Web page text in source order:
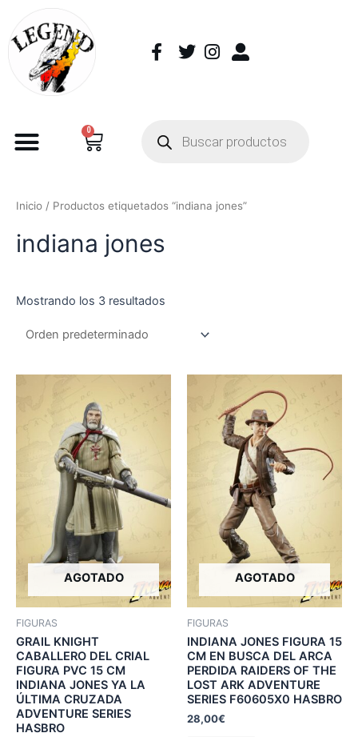
0
Inicio / Productos etiquetados “indiana jones”
indiana jones
Mostrando los 3 resultados
AGOTADO
FIGURAS
GRAIL KNIGHT
CABALLERO DEL CRIAL
FIGURA PVC 15 CM
INDIANA JONES YA LA
ÚLTIMA CRUZADA
ADVENTURE SERIES
HASBRO
AGOTADO
FIGURAS
INDIANA JONES FIGURA 15
CM EN BUSCA DEL ARCA
PERDIDA RAIDERS OF THE
LOST ARK ADVENTURE
SERIES F60605X0 HASBRO
28,00€